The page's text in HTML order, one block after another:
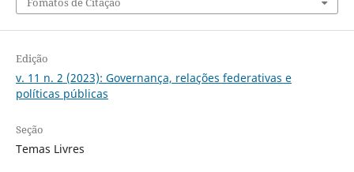
Edição
v. 11 n. 2 (2023): Governança, relações federativas e
políticas públicas
Seção
Temas Livres